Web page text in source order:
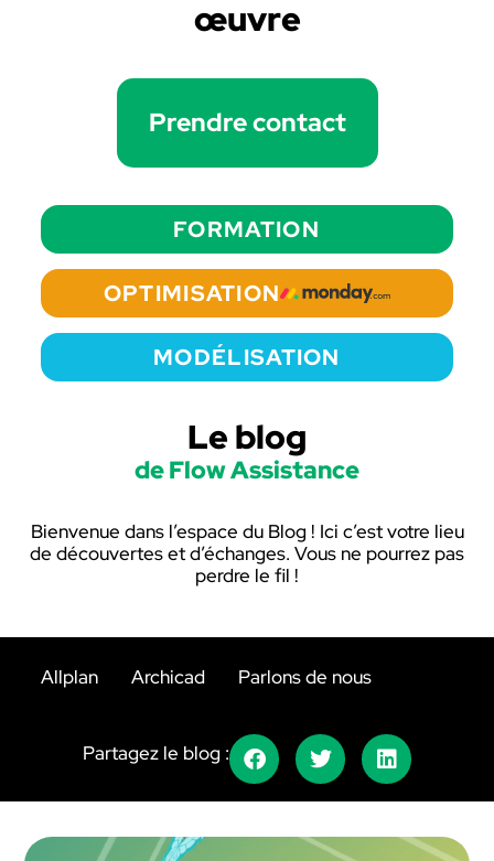
œuvre
Prendre contact
FORMATION
OPTIMISATION
MODÉLISATION
Le blog
de Flow Assistance
Bienvenue dans l’espace du Blog ! Ici c’est votre lieu
de découvertes et d’échanges. Vous ne pourrez pas
perdre le fil !
Allplan Archicad Parlons de nous
Partagez le blog :